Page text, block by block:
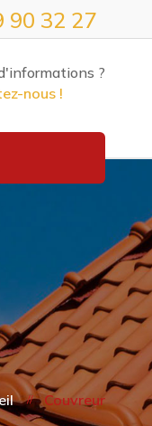
90 32 27
?
nous !
Couvreur